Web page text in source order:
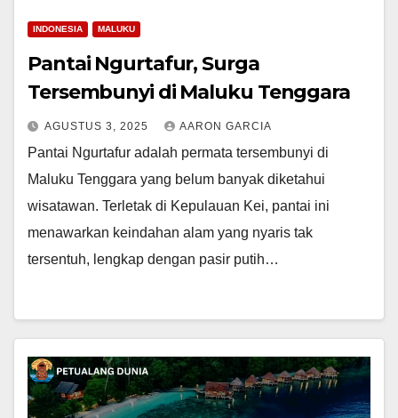
INDONESIA MALUKU
Pantai Ngurtafur, Surga
Tersembunyi di Maluku Tenggara
AGUSTUS 3, 2025 AARON GARCIA
Pantai Ngurtafur adalah permata tersembunyi di
Maluku Tenggara yang belum banyak diketahui
wisatawan. Terletak di Kepulauan Kei, pantai ini
menawarkan keindahan alam yang nyaris tak
tersentuh, lengkap dengan pasir putih…